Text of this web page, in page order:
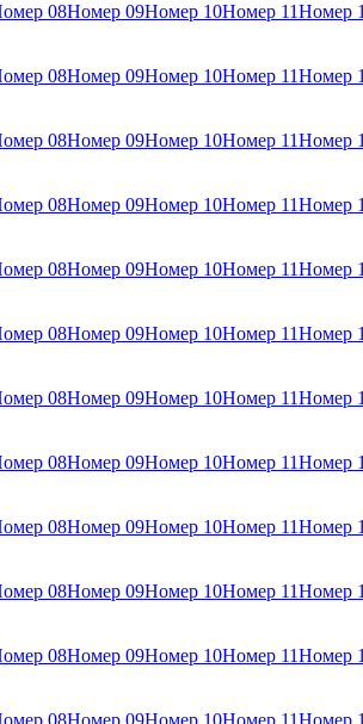
08Номер 09Номер 10Номер 11Номер
08Номер 09Номер 10Номер 11Номер
08Номер 09Номер 10Номер 11Номер
08Номер 09Номер 10Номер 11Номер
08Номер 09Номер 10Номер 11Номер
08Номер 09Номер 10Номер 11Номер
08Номер 09Номер 10Номер 11Номер
08Номер 09Номер 10Номер 11Номер
08Номер 09Номер 10Номер 11Номер
08Номер 09Номер 10Номер 11Номер
08Номер 09Номер 10Номер 11Номер
08Номер 09Номер 10Номер 11Номер